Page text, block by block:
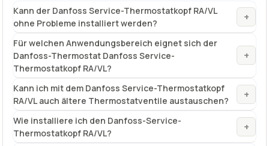
Kann der Danfoss Service-Thermostatkopf RA/VL
ohne Probleme installiert werden?
+
Für welchen Anwendungsbereich eignet sich der
Danfoss-Thermostat Danfoss Service-
Thermostatkopf RA/VL?
+
Kann ich mit dem Danfoss Service-Thermostatkopf
RA/VL auch ältere Thermostatventile austauschen?
+
Wie installiere ich den Danfoss-Service-
Thermostatkopf RA/VL?
+